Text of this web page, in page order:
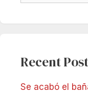
Recent
Se acabó el